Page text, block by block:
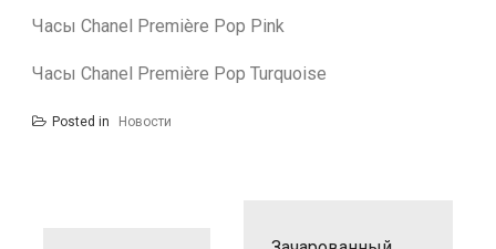
Часы Chanel Première Pop Pink
Часы Chanel Première Pop Turquoise
Posted in Новости